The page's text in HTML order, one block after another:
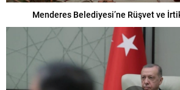
Menderes Belediyesi’ne Rüşvet ve